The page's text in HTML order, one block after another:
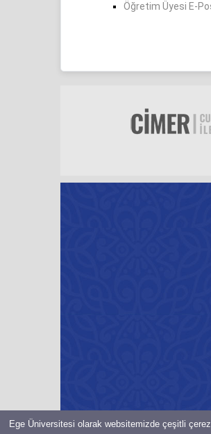
Ege Üniversitesi olarak websitemizde çeşitli
Öğretim Üyesi E-